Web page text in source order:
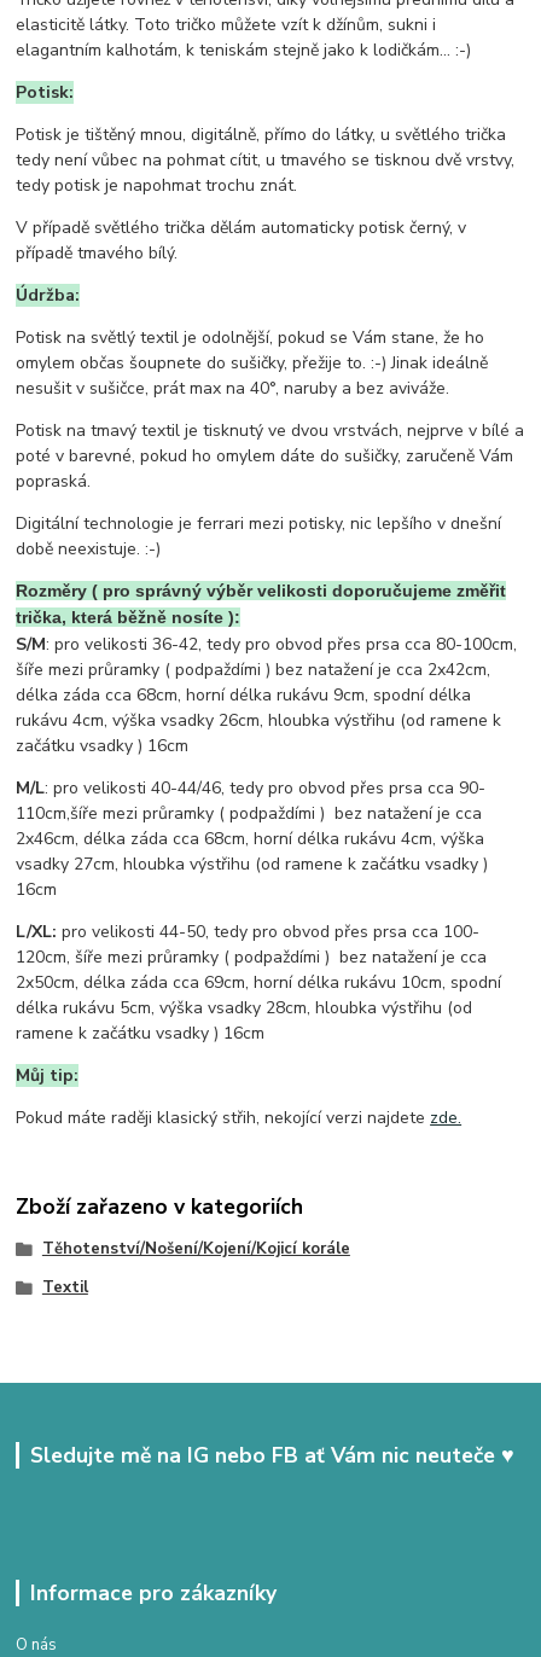
elasticitě látky. Toto tričko můžete vzít k džínům, sukni i
elagantním kalhotám, k teniskám stejně jako k lodičkám... :-)
Potisk:
Potisk je tištěný mnou, digitálně, přímo do látky, u světlého trička
tedy není vůbec na pohmat cítit, u tmavého se tisknou dvě vrstvy,
tedy potisk je napohmat trochu znát.
V případě světlého trička dělám automaticky potisk černý, v
případě tmavého bílý.
Údržba:
Potisk na světlý textil je odolnější, pokud se Vám stane, že ho
omylem občas šoupnete do sušičky, přežije to. :-) Jinak ideálně
nesušit v sušičce, prát max na 40°, naruby a bez aviváže.
Potisk na tmavý textil je tisknutý ve dvou vrstvách, nejprve v bílé a
poté v barevné, pokud ho omylem dáte do sušičky, zaručeně Vám
popraská.
Digitální technologie je ferrari mezi potisky, nic lepšího v dnešní
době neexistuje. :-)
Rozměry ( pro správný výběr velikosti doporučujeme změřit
trička, která běžně nosíte ):
S/M: pro velikosti 36-42, tedy pro obvod přes prsa cca 80-100cm,
šíře mezi průramky ( podpaždími ) bez natažení je cca 2x42cm,
délka záda cca 68cm, horní délka rukávu 9cm, spodní délka
rukávu 4cm, výška vsadky 26cm, hloubka výstřihu (od ramene k
začátku vsadky ) 16cm
M/L: pro velikosti 40-44/46, tedy pro obvod přes prsa cca 90-
110cm,šíře mezi průramky ( podpaždími ) bez natažení je cca
2x46cm, délka záda cca 68cm, horní délka rukávu 4cm, výška
vsadky 27cm, hloubka výstřihu (od ramene k začátku vsadky )
16cm
L/XL:pro velikosti 44-50, tedy pro obvod přes prsa cca 100-
120cm, šíře mezi průramky ( podpaždími ) bez natažení je cca
2x50cm, délka záda cca 69cm, horní délka rukávu 10cm, spodní
délka rukávu 5cm, výška vsadky 28cm, hloubka výstřihu (od
ramene k začátku vsadky ) 16cm
Můj tip:
Pokud máte raději klasický střih, nekojící verzi najdete zde.
Zboží zařazeno v kategoriích
Těhotenství/Nošení/Kojení/Kojicí korále
Textil
Sledujte mě na IG nebo FB ať Vám nic neuteče ♥
Informace pro zákazníky
O nás